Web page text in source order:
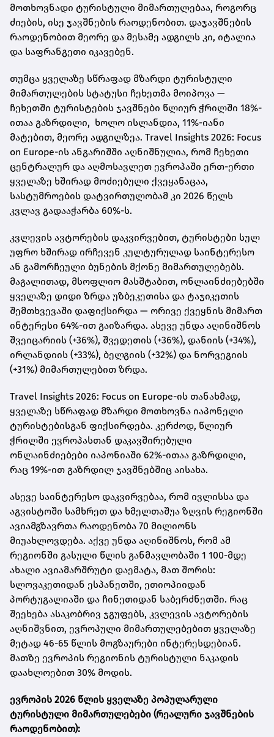
მოთხოვნადი ტურისტული მიმართულებაა, როგორც
ძიების, ისე ჯავშნების რაოდენობით. დაჯავშნების
რაოდენობით მეორე და მესამე ადგილს კი, იტალია
და საფრანგეთი იკავებენ.
თუმცა ყველაზე სწრაფად მზარდი ტურისტული
მიმართულების სტატუსი ჩეხეთმა მოიპოვა —
ჩეხეთში ტურისტების ჯავშნები წლიურ ჭრილში 18%-
ითაა გაზრდილი, ხოლო ისლანდია, 11%-იანი
მატებით, მეორე ადგილზეა. Travel Insights 2026: Focus
on Europe-ის ანგარიშში აღნიშნულია, რომ ჩეხეთი
ცენტრალურ და აღმოსავლეთ ევროპაში ერთ-ერთი
ყველაზე ხშირად მოძიებული ქვეყანაცაა,
სასტუმროების დატვირთულობამ კი 2026 წელს
კვლავ გადააჭარბა 60%-ს.
კვლევის ავტორების დაკვირვებით, ტურისტები სულ
უფრო ხშირად ირჩევენ კულტურულად საინტერესო
ან გამორჩეული ბუნების მქონე მიმართულებებს.
მაგალითად, მსოფლიო მასშტაბით, ონლაინძიებებში
ყველაზე დიდი ზრდა უზბეკეთისა და ტაჯიკეთის
შემთხვევაში დაფიქსირდა — ორივე ქვეყნის მიმართ
ინტერესი 64%-ით გაიზარდა. ასევე უნდა აღინიშნოს
შვეიცარიის (+36%), შვედეთის (+36%), დანიის (+34%),
ირლანდიის (+33%), ბელგიის (+32%) და ნორვეგიის
(+31%) მიმართულებით ზრდა.
Travel Insights 2026: Focus on Europe-ის თანახმად,
ყველაზე სწრაფად მზარდი მოთხოვნა იაპონელი
ტურისტებისგან ფიქსირდება. კერძოდ, წლიურ
ჭრილში ევროპასთან დაკავშირებული
ონლაინძიებები იაპონიაში 62%-ითაა გაზრდილი,
რაც 19%-ით გაზრდილ ჯავშნებშიც აისახა.
ასევე საინტერესო დაკვირვებაა, რომ ივლისსა და
აგვისტოში სამხრეთ და ხმელთაშუა ზღვის რეგიონში
ავიამგზავრთა რაოდენობა 70 მილიონს
მიუახლოვდება. აქვე უნდა აღინიშნოს, რომ ამ
რეგიონში გასული წლის განმავლობაში 1 100-მდე
ახალი ავიამარშრუტი დაემატა, მათ შორის:
სლოვაკეთიდან ესპანეთში, ეთიოპიიდან
პორტუგალიაში და ჩინეთიდან საბერძნეთში. რაც
შეეხება ასაკობრივ ჯგუფებს, კვლევის ავტორების
აღნიშვნით, ევროპული მიმართულებებით ყველაზე
მეტად 46-65 წლის მოგზაურები ინტერესდებიან.
მათზე ევროპის რეგიონის ტურისტული ნაკადის
დაახლოებით 30% მოდის.
ევროპის 2026 წლის ყველაზე პოპულარული
ტურისტული მიმართულებები (რეალური ჯავშნების
რაოდენობით):